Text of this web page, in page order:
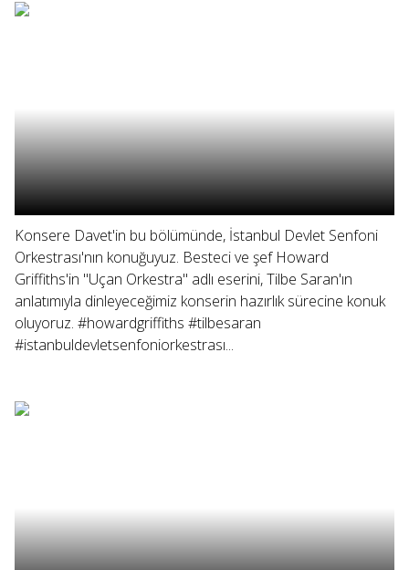
Konsere Davet'in bu bölümünde, İstanbul Devlet Senfoni
Orkestrası'nın konuğuyuz. Besteci ve şef Howard
Griffiths'in "Uçan Orkestra" adlı eserini, Tilbe Saran'ın
anlatımıyla dinleyeceğimiz konserin hazırlık sürecine konuk
oluyoruz. #howardgriffiths #tilbesaran
#istanbuldevletsenfoniorkestrası...